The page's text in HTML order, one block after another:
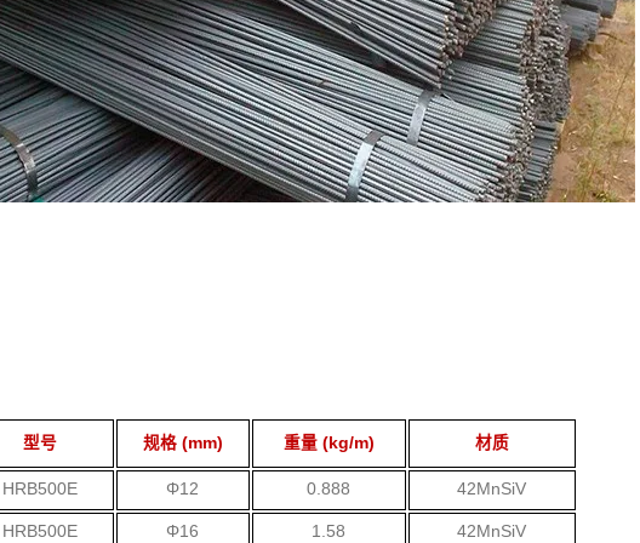
型号 规格 (mm) 重量 (kg/m) 材质
HRB500E Φ12 0.888 42MnSiV
HRB500E Φ16 1.58 42MnSiV